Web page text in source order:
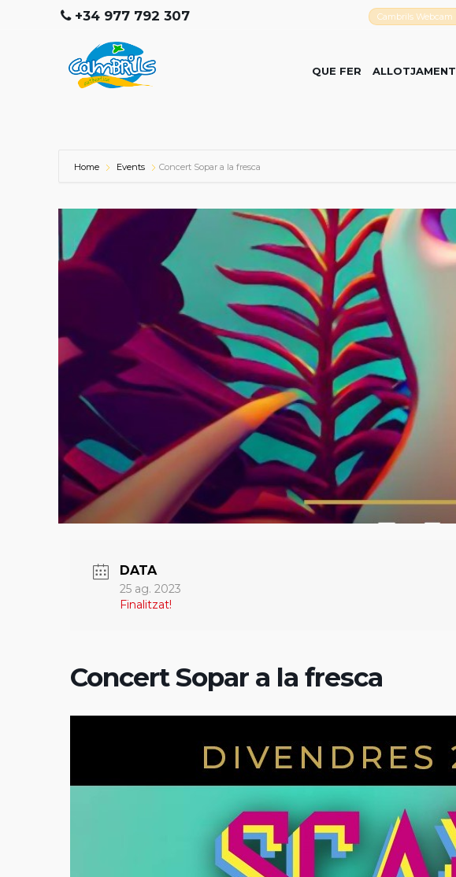
+34 977 792 307 Cambrils Webcam
QUE FER ALLOTJAMENT
Home Events Concert Sopar a la fresca
DATA
25 ag. 2023
Finalitzat!
Concert Sopar a la fresca